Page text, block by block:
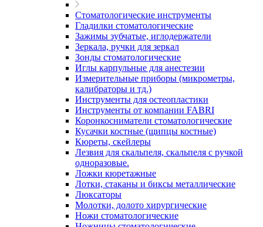
Стоматологические инструменты
Гладилки стоматологические
Зажимы зубчатые, иглодержатели
Зеркала, ручки для зеркал
Зонды стоматологические
Иглы карпульные для анестезии
Измерительные приборы (микрометры,
калибраторы и тд.)
Инструменты для остеопластики
Инструменты от компании FABRI
Коронкосниматели стоматологические
Кусачки костные (щипцы костные)
Кюреты, скейлеры
Лезвия для скальпеля, скальпеля с ручкой
одноразовые.
Ложки кюретажные
Лотки, стаканы и биксы металлические
Люксаторы
Молотки, долото хирургические
Ножи стоматологические